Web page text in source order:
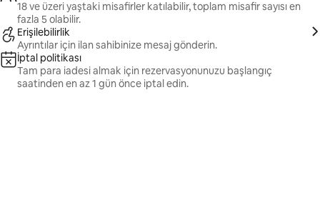
18 ve üzeri yaştaki misafirler katılabilir, toplam misafir sayısı en
fazla 5 olabilir.
Erişilebilirlik
Ayrıntılar için ilan sahibinize mesaj gönderin.
İptal politikası
Tam para iadesi almak için rezervasyonunuzu başlangıç
saatinden en az 1 gün önce iptal edin.